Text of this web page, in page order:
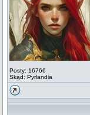
Posty: 16766
Skąd: Pyrlandia